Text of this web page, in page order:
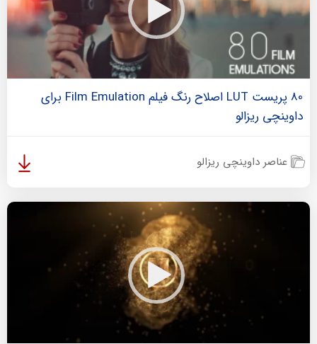
80 پریست LUT اصلاح رنگ فیلم Film Emulation برای
داوینچی ریزالو
عناصر داوینچی ریزالو